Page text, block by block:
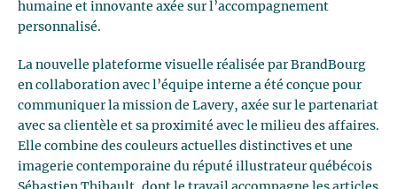
humaine et innovante axée sur l’accompagnement
personnalisé.
La nouvelle plateforme visuelle réalisée par BrandBourg
en collaboration avec l’équipe interne a été conçue pour
communiquer la mission de Lavery, axée sur le partenariat
avec sa clientèle et sa proximité avec le milieu des affaires.
Elle combine des couleurs actuelles distinctives et une
imagerie contemporaine du réputé illustrateur québécois